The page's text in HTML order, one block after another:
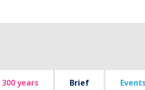
300 years Brief